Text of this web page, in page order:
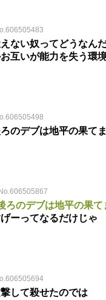
ない奴ってどうなん
互いが能力を失う環
のデブは地平の果て
ろのデブは地平の果
ーってなるだけじゃ
して殺せたのでは